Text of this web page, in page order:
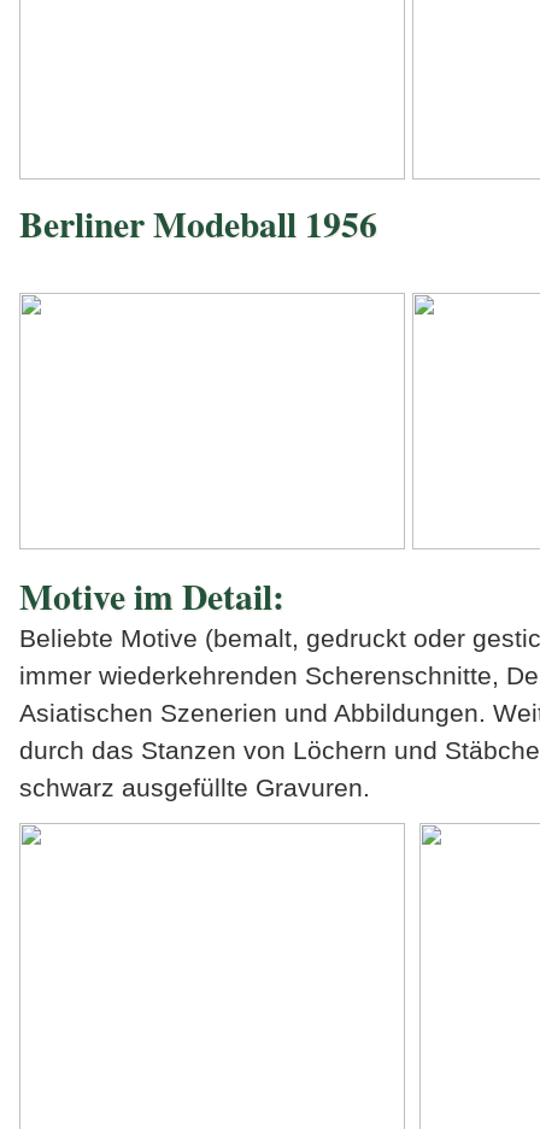
Berliner Modeball 1956
Motive im Detail:
Beliebte Motive (bemalt, gedruckt oder
immer wiederkehrenden Scherenschnitte,
Asiatischen Szenerien und Abbildungen.
durch das Stanzen von Löchern und
schwarz ausgefüllte Gravuren.